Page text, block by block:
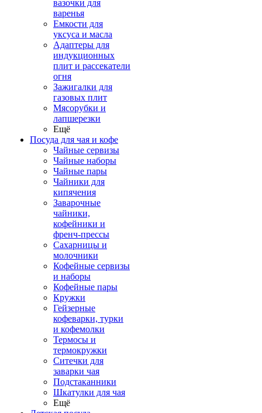
вазочки для
варенья
Емкости для
уксуса и масла
Адаптеры для
индукционных
плит и рассекатели
огня
Зажигалки для
газовых плит
Мясорубки и
лапшерезки
Ещё
Посуда для чая и кофе
Чайные сервизы
Чайные наборы
Чайные пары
Чайники для
кипячения
Заварочные
чайники,
кофейники и
френч-прессы
Сахарницы и
молочники
Кофейные сервизы
и наборы
Кофейные пары
Кружки
Гейзерные
кофеварки, турки
и кофемолки
Термосы и
термокружки
Ситечки для
заварки чая
Подстаканники
Шкатулки для чая
Ещё